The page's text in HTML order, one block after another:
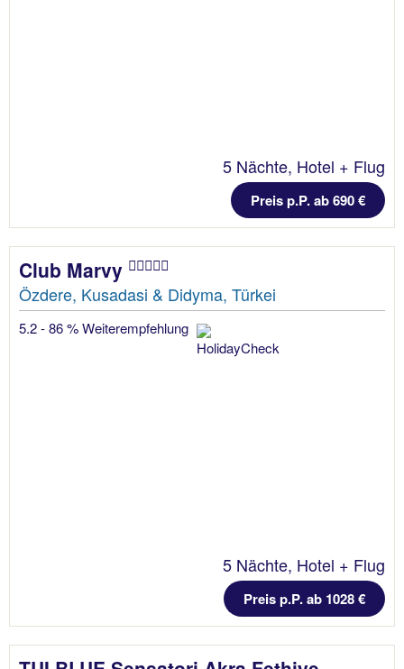
5 Nächte, Hotel + Flug
Preis p.P. ab 690 €
Club Marvy
Özdere, Kusadasi & Didyma, Türkei
5.2 - 86 % Weiterempfehlung
5 Nächte, Hotel + Flug
Preis p.P. ab 1028 €